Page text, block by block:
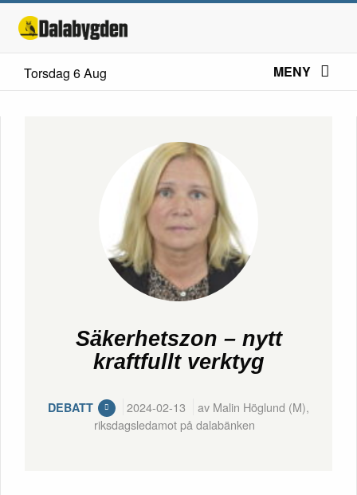
Torsdag 6 Aug MENY
Säkerhetszon – nytt
kraftfullt verktyg
DEBATT 2024-02-13
av Malin Höglund (M),
riksdagsledamot på dalabänken